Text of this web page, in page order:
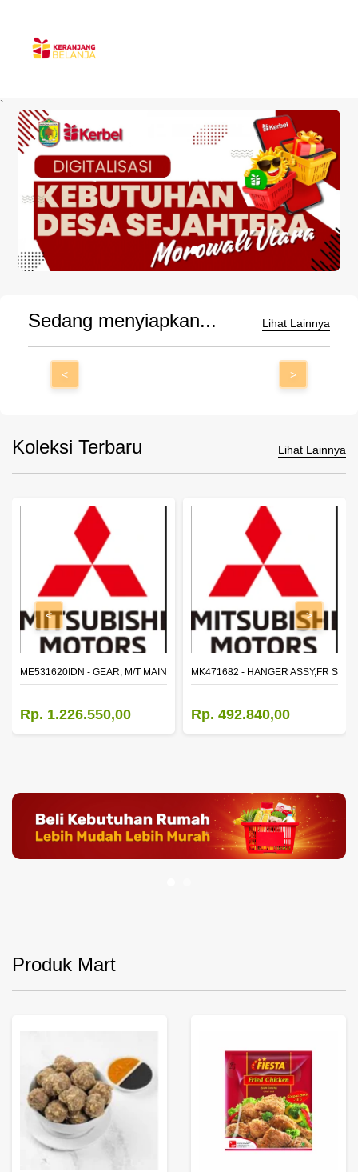
`
Sedang menyiapkan... Lihat Lainnya
< >
Koleksi Terbaru Lihat Lainnya
2ND SPEED (M035S5)
ME531620IDN - GEAR, M/T MAIN SHAFT REVERSE
Rp. 1.226.550,00
MK471682 - HANGER ASSY,FR
Rp. 492.840,00
< >
Produk Mart